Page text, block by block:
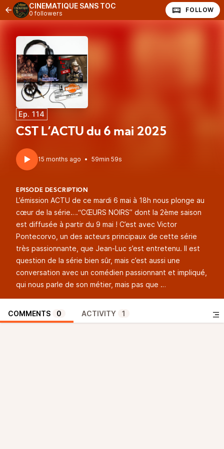
CINEMATIQUE SANS TOC
0 followers FOLLOW
Ep. 114
CST L’ACTU du 6 mai 2025
15 months ago • 59min 59s
EPISODE DESCRIPTION
L’émission ACTU de ce mardi 6 mai à 18h nous plonge au
cœur de la série….“CŒURS NOIRS” dont la 2ème saison
est diffusée à partir du 9 mai ! C’est avec Victor
Pontecorvo, un des acteurs principaux de cette série
très passionnante, que Jean-Luc s’est entretenu. Il est
question de la série bien sûr, mais c’est aussi une
conversation avec un comédien passionnant et impliqué,
qui nous parle de son métier, mais pas que …
COMMENTS 0 ACTIVITY 1